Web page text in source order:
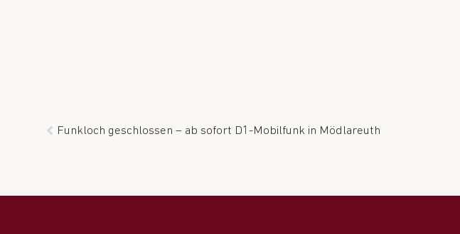
Funkloch geschlossen – ab sofort D1-Mobilfunk in Mödlareuth